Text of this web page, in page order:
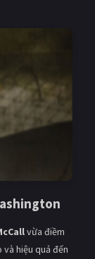
vừa điềm
hiệu quả đến